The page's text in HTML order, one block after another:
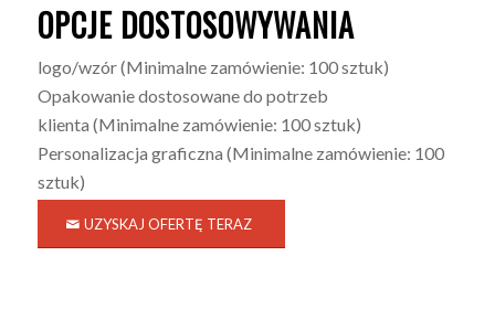
OPCJE DOSTOSOWYWANIA
logo/wzór(Minimalne zamówienie: 100 sztuk)
Opakowanie dostosowane do potrzeb
klienta (Minimalne zamówienie: 100 sztuk)
Personalizacja graficzna (Minimalne zamówienie: 100
sztuk)
UZYSKAJ OFERTĘ TERAZ